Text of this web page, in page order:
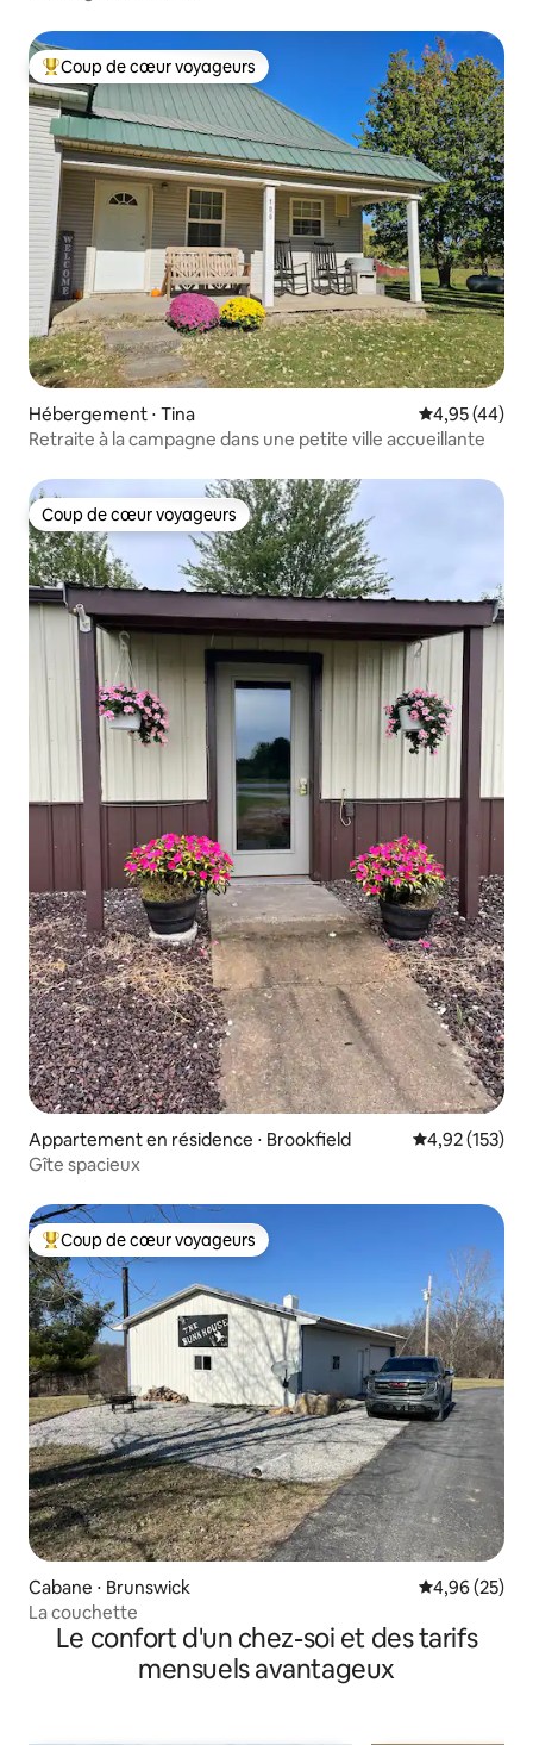
Coups de cœur voyageurs les plus appréciés
Coup de cœur voyageurs
Hébergement ⋅ Tina Évaluation
4,95 (44)
Retraite à la campagne dans une petite ville accueillante
Coup de cœur voyageurs
Coup de cœur voyageurs
Appartement en résidence ⋅ Brookfield Évaluation
4,92 (153)
Gîte spacieux
Coups de cœur voyageurs les plus appréciés
Coup de cœur voyageurs
Cabane ⋅ Brunswick Évaluation
4,96 (25)
La couchette
Le confort d'un chez-soi et des tarifs
mensuels avantageux